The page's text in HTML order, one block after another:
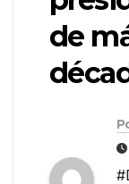
de